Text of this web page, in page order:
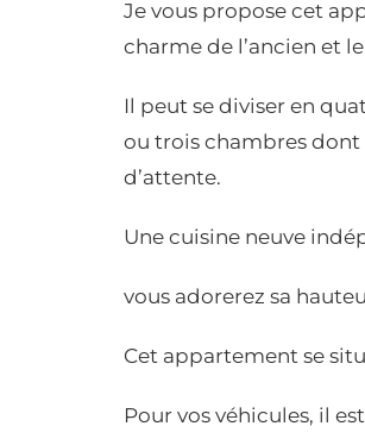
Je vous propose cet
charme de l’ancien et
Il peut se diviser en
ou trois chambres dont
d’attente.
Une cuisine neuve
vous adorerez sa
Cet appartement se
Pour vos véhicules, il